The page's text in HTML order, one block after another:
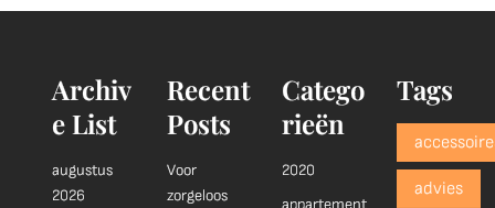
Archiv
e List
augustus
2026
Recent
Posts
Voor
zorgeloos
Catego
rieën
2020
appartement
Tags
advies